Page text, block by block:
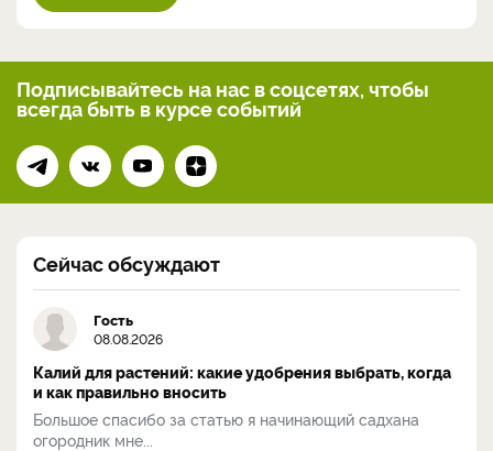
Подписывайтесь на нас в соцсетях, чтобы
всегдабыть в курсе событий
Сейчас обсуждают
Гость
08.08.2026
Калий для растений: какие удобрения выбрать, когда
и как правильно вносить
Большое спасибо за статью я начинающий садхана
огородник мне...